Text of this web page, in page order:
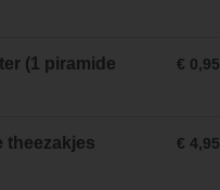
(1 piramide
€ 0,95
theezakjes € 4,95